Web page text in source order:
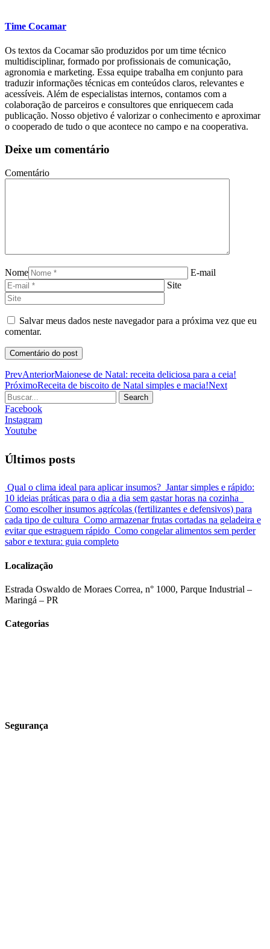
Time Cocamar
Os textos da Cocamar são produzidos por um time técnico
multidisciplinar, formado por profissionais de comunicação,
agronomia e marketing. Essa equipe trabalha em conjunto para
traduzir informações técnicas em conteúdos claros, relevantes e
acessíveis. Além de especialistas internos, contamos com a
colaboração de parceiros e consultores que enriquecem cada
publicação. Nosso objetivo é valorizar o conhecimento e aproximar
o cooperado de tudo o que acontece no campo e na cooperativa.
Deixe um comentário
Comentário
Nome
E-mail
Site
Salvar meus dados neste navegador para a próxima vez que eu
comentar.
PrevAnteriorMaionese de Natal: receita deliciosa para a ceia!
PróximoReceita de biscoito de Natal simples e macia!Next
Search
Facebook
Instagram
Youtube
Últimos posts
Qual o clima ideal para aplicar insumos? Jantar simples e rápido:
10 ideias práticas para o dia a dia sem gastar horas na cozinha
Como escolher insumos agrícolas (fertilizantes e defensivos) para
cada tipo de cultura Como armazenar frutas cortadas na geladeira e
evitar que estraguem rápido Como congelar alimentos sem perder
sabor e textura: guia completo
Localização
Estrada Oswaldo de Moraes Correa, n° 1000, Parque Industrial –
Maringá – PR
Categorias
Segurança